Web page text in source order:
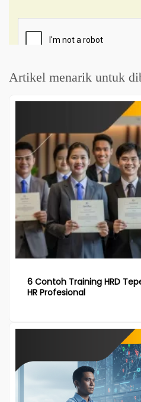
Artikel menarik untuk
6 Contoh Training HRD
HR Profesional